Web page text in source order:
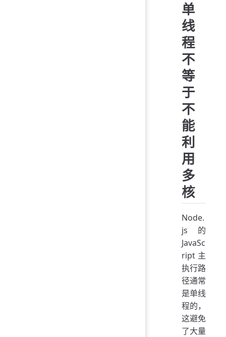
单
线
程
不
等
于
不
能
利
用
多
核
Node.
js 的
JavaSc
ript 主
执行路
径通常
是单线
程的，
这避免
了大量